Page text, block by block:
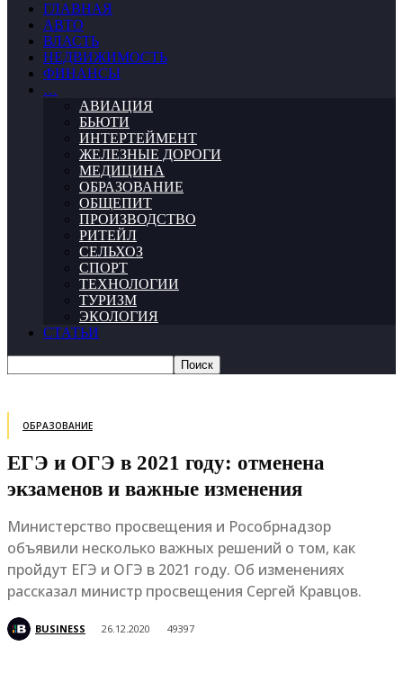
ГЛАВНАЯ
АВТО
ВЛАСТЬ
НЕДВИЖИМОСТЬ
ФИНАНСЫ
…
АВИАЦИЯ
БЬЮТИ
ИНТЕРТЕЙМЕНТ
ЖЕЛЕЗНЫЕ ДОРОГИ
МЕДИЦИНА
ОБРАЗОВАНИЕ
ОБЩЕПИТ
ПРОИЗВОДСТВО
РИТЕЙЛ
СЕЛЬХОЗ
СПОРТ
ТЕХНОЛОГИИ
ТУРИЗМ
ЭКОЛОГИЯ
СТАТЬИ
ОБРАЗОВАНИЕ
ЕГЭ и ОГЭ в 2021 году: отменена
экзаменов и важные изменения
Министерство просвещения и Рособрнадзор
объявили несколько важных решений о том, как
пройдут ЕГЭ и ОГЭ в 2021 году. Об изменениях
рассказал министр просвещения Сергей Кравцов.
BUSINESS 26.12.2020 49397